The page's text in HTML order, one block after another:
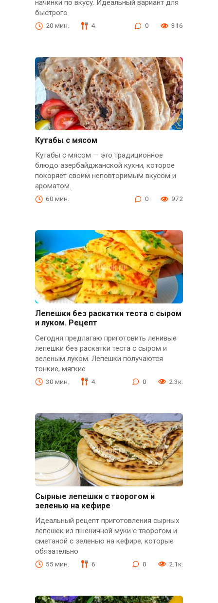
начинки по вкусу. Идеальный вариант для
быстрого
20 мин. 4 0 316
Кутабы с мясом
Кутабы с мясом — это традиционное
блюдо азербайджанской кухни, которое
покоряет своим неповторимым вкусом и
ароматом.
60 мин. 0 972
Лепешки без раскатки теста с сыром
и луком. Рецепт
Сегодня предлагаю приготовить ленивые
лепешки без раскатки теста с сыром и
зеленым луком. Лепешки получаются
тонкие, мягкие
30 мин. 4 0 2.3к.
Сырные лепешки с творогом и
зеленью на кефире
Идеальный рецепт приготовления сырных
лепешек из пшеничной муки с творогом и
сметаной с зеленью на кефире, которые
обязательно
55 мин. 6 0 2.1к.